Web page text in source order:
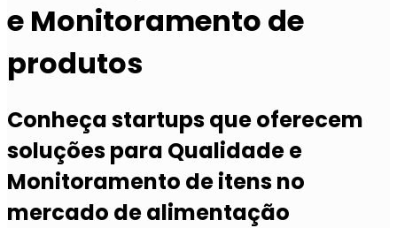
e Monitoramento de
produtos
Conheça startups que oferecem
soluções para Qualidade e
Monitoramento de itens no
mercado de alimentação